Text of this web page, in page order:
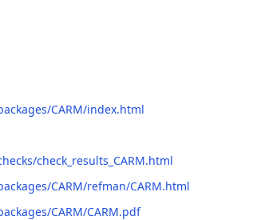
CARM/index.html
check_results_CARM.html
CARM/refman/CARM.html
CARM/CARM.pdf